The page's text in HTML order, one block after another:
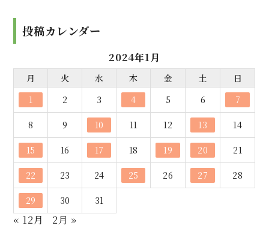
投稿カレンダー
2024年1月
月 火 水 木 金 土
日
1
2 3 4 5 6 7
8 9 10 11 12 13 14
15 16 17 18 19 20 21
22 23 24 25 26 27 28
29 30 31
« 12月 2月 »